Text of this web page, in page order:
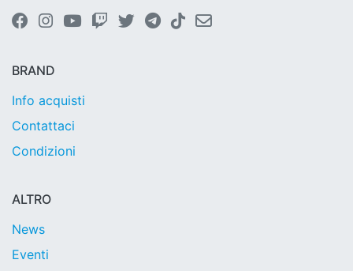
BRAND
Info acquisti
Contattaci
Condizioni
ALTRO
News
Eventi